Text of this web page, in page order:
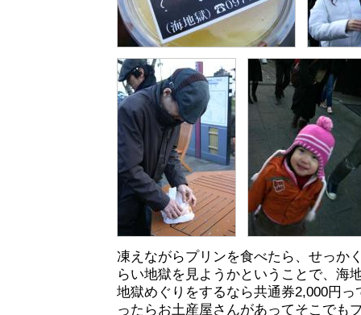
凍えながらプリンを食べたら、せっか
らい地獄を見ようかということで、海
地獄めぐりをするなら共通券2,000円
ったらお土産屋さんがあってそこでも